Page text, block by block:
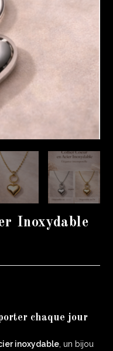
Inoxydable
chaque jour
inoxydable , un bijou